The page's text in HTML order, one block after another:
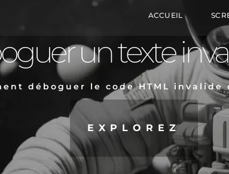
ACCUEIL
un texte
déboguer le code HTML invalide
EXPLOREZ